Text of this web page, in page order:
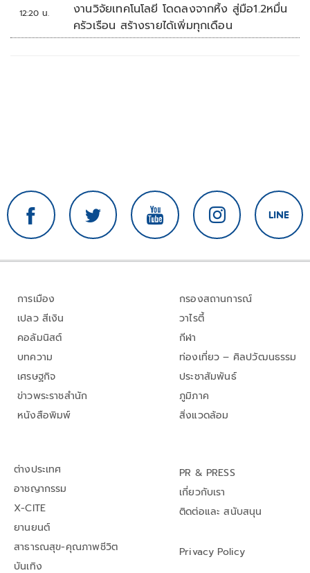
12:20 น.
งานวิจัยเทคโนโลยี โดดลงจากหิ้ง สู่มือ1.2หมื่น
ครัวเรือน สร้างรายได้เพิ่มทุกเดือน
การเมือง
เปลว สีเงิน
คอลัมนิสต์
บทความ
เศรษฐกิจ
ข่าวพระราชสำนัก
หนังสือพิมพ์
กรองสถานการณ์
วาไรตี้
กีฬา
ท่องเที่ยว – ศิลปวัฒนธรรม
ประชาสัมพันธ์
ภูมิภาค
สิ่งแวดล้อม
ต่างประเทศ
อาชญากรรม
X-CITE
ยานยนต์
สาธารณสุข-คุณภาพชีวิต
บันเทิง
PR & PRESS
เกี่ยวกับเรา
ติดต่อและ สนับสนุน
Privacy Policy